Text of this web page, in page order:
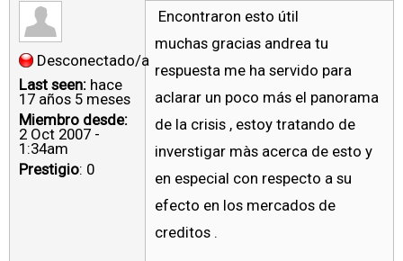
Desconectado/a
Last seen: hace
17 años 5 meses
Miembro desde:
2 Oct 2007 -
1:34am
Prestigio: 0
Encontraron esto útil
muchas gracias andrea tu
respuesta me ha servido para
aclarar un poco más el panorama
de la crisis , estoy tratando de
inverstigar màs acerca de esto y
en especial con respecto a su
efecto en los mercados de
creditos .